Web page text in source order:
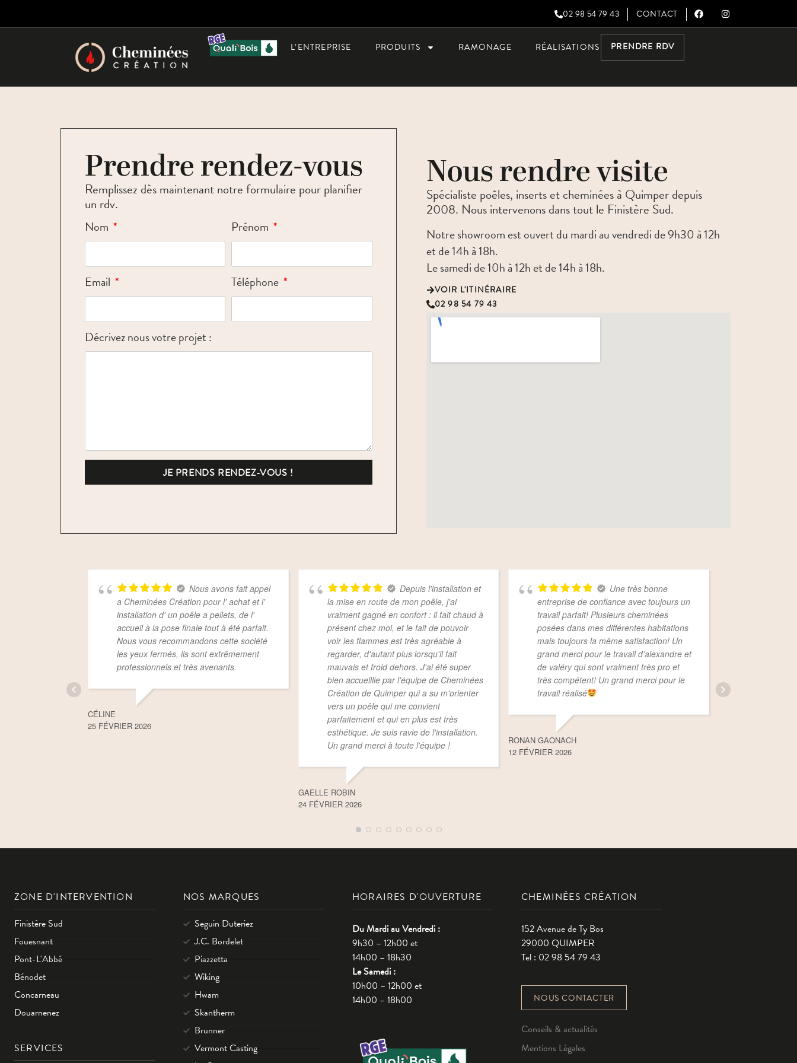
CONTACT
02 98 54 79 43
L’ENTREPRISE PRODUITS RAMONAGE RÉALISATIONS PRENDRE RDV
Prendre rendez-vous
Remplissez dès maintenant notre formulaire pour planifier
un rdv.
Nom Prénom
Email Téléphone
Décrivez nous votre projet :
JE PRENDS RENDEZ-VOUS !
Nous rendre visite
Spécialiste poêles, inserts et cheminées à Quimper depuis
2008. Nous intervenons dans tout le Finistère Sud.
Notre showroom est ouvert du mardi au vendredi de 9h30 à 12h
et de 14h à 18h.
Le samedi de 10h à 12h et de 14h à 18h.
VOIR L'ITINÉRAIRE
02 98 54 79 43
Nous avons fait appel
a Cheminées Création pour l' achat et l'
installation d' un poêle a pellets, de l'
accueil à la pose finale tout à été parfait.
Nous vous recommandons cette société
les yeux fermés, ils sont extrêmement
professionnels et très avenants.
CÉLINE
25 FÉVRIER 2026
Depuis l'installation et
la mise en route de mon poêle, j'ai
vraiment gagné en confort : il fait chaud à
présent chez moi, et le fait de pouvoir
voir les flammes est très agréable à
regarder, d'autant plus lorsqu'il fait
mauvais et froid dehors. J'ai été super
bien accueillie par l'équipe de Cheminées
Création de Quimper qui a su m'orienter
vers un poêle qui me convient
parfaitement et qui en plus est très
esthétique. Je suis ravie de l'installation.
Un grand merci à toute l'équipe !
GAELLE ROBIN
24 FÉVRIER 2026
Une très bonne
entreprise de confiance avec toujours un
travail parfait! Plusieurs cheminées
posées dans mes différentes habitations
mais toujours la même satisfaction! Un
grand merci pour le travail d'alexandre et
de valéry qui sont vraiment très pro et
très compétent! Un grand merci pour le
travail réalisé
RONAN GAONACH
12 FÉVRIER 2026
ZONE D'INTERVENTION
Finistère Sud
Fouesnant
Pont-L'Abbé
Bénodet
Concarneau
Douarnenez
SERVICES
NOS MARQUES
Seguin Duteriez
J.C. Bordelet
Piazzetta
Wiking
Hwam
Skantherm
Brunner
Vermont Casting
HORAIRES D'OUVERTURE
Du Mardi au Vendredi :
9h30 – 12h00 et
14h00 – 18h30
Le Samedi :
10h00 – 12h00 et
14h00 – 18h00
CHEMINÉES CRÉATION
152 Avenue de Ty Bos
29000 QUIMPER
Tel : 02 98 54 79 43
NOUS CONTACTER
Conseils & actualités
Mentions Légales